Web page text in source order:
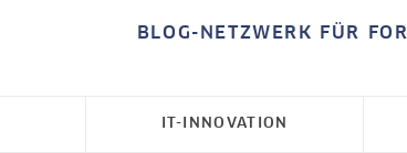
BLOG-NETZWERK FÜR
IT-INNOVATION